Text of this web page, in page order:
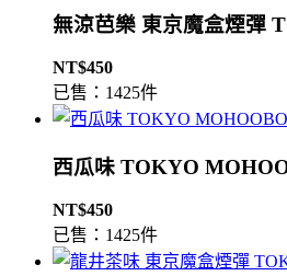
無涼芭樂 東京魔盒煙彈
NT$450
已售：1425件
西瓜味 TOKYO
NT$450
已售：1425件